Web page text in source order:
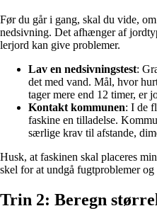
Før du går i gang, skal du vide,
nedsivning. Det afhænger af
lerjord kan give problemer.
Lav en nedsivningstest:
det med vand. Mål, hvor
tager mere end 12 timer, er
Kontakt kommunen: I de
faskine en tilladelse.
særlige krav til afstande,
Husk, at faskinen skal placeres
skel for at undgå fugtproblemer
Trin 2: Beregn